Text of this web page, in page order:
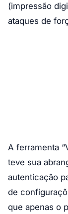
(impressão
ataques de
A ferramenta
teve sua
autenticação
de
que apenas o